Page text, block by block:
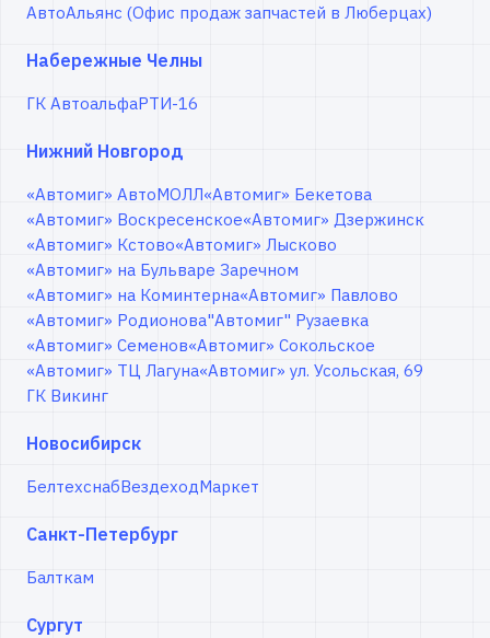
АвтоАльянс (Офис продаж запчастей в Люберцах)
Набережные Челны
ГК АвтоальфаРТИ-16
Нижний Новгород
«Автомиг» АвтоМОЛЛ«Автомиг» Бекетова
«Автомиг» Воскресенское«Автомиг» Дзержинск
«Автомиг» Кстово«Автомиг» Лысково
«Автомиг» на Бульваре Заречном
«Автомиг» на Коминтерна«Автомиг» Павлово
«Автомиг» Родионова"Автомиг" Рузаевка
«Автомиг» Семенов«Автомиг» Сокольское
«Автомиг» ТЦ Лагуна«Автомиг» ул. Усольская, 69
ГК Викинг
Новосибирск
БелтехснабВездеходМаркет
Санкт-Петербург
Балткам
Сургут